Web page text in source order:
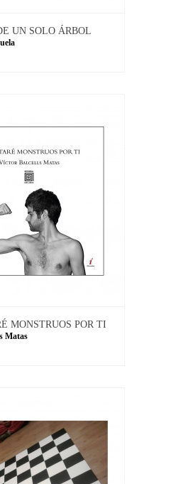
UN SOLO ÁRBOL
MONSTRUOS POR TI
Matas